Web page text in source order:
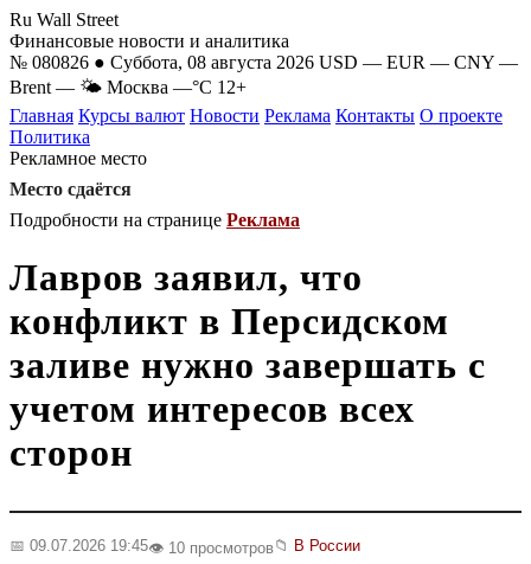
Ru Wall Street
Финансовые новости и аналитика
№ 080826 ● Суббота, 08 августа 2026 USD — EUR — CNY —
Brent — 🌤 Москва —°C 12+
Главная Курсы валют Новости Реклама Контакты О проекте
Политика
Рекламное место
Место сдаётся
Подробности на странице Реклама
Лавров заявил, что
конфликт в Персидском
заливе нужно завершать с
учетом интересов всех
сторон
📅 09.07.2026 19:45👁️ 10 просмотров📁 В России